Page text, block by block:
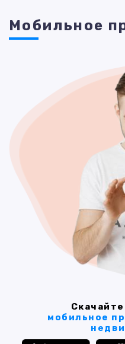
Мобильное
мобильное